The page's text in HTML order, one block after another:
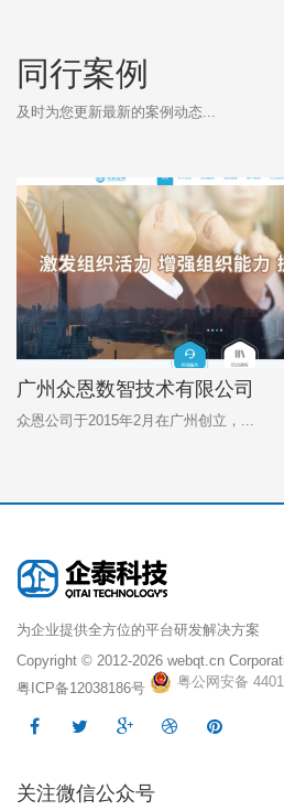
同行案例
及时为您更新最新的案例动态...
广州众恩数智技术有限公司
众恩公司于2015年2月在广州创立，...
为企业提供全方位的平台研发解决方案
Copyright © 2012-2026 webqt.cn
粤ICP备12038186号
粤公网安备
关注微信公众号